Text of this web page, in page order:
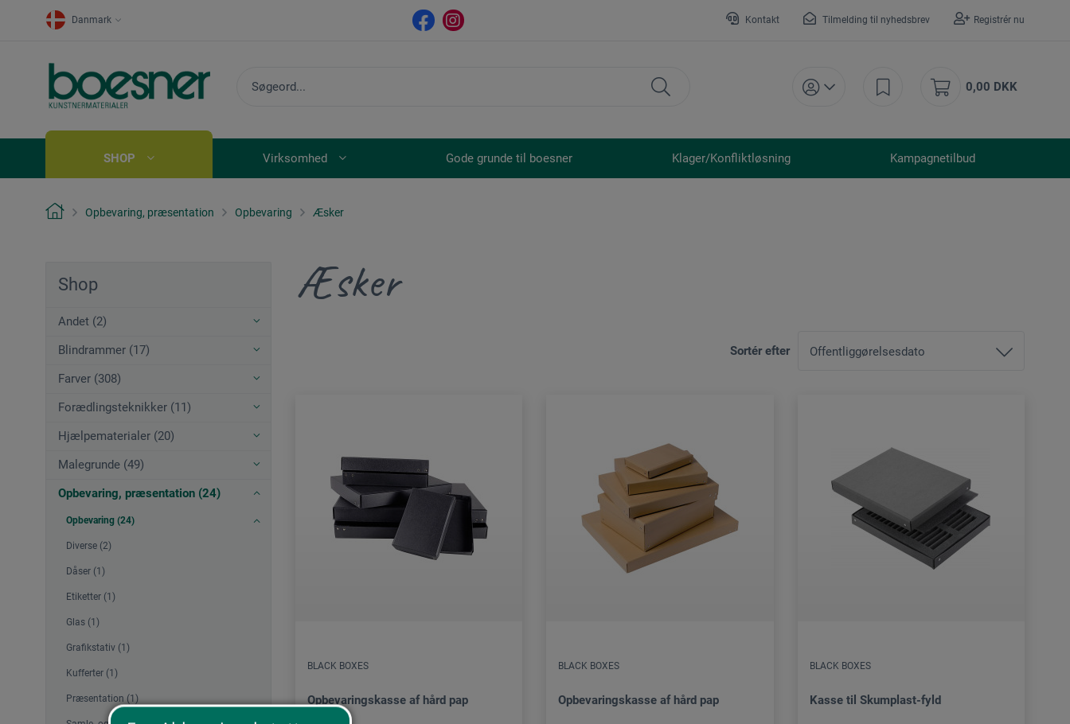
Danmark Kontakt Tilmelding til nyhedsbrev Registrér nu
0,00 DKK
SHOP Virksomhed Gode grunde til boesner Klager/Konfliktløsning Kampagnetilbud
Opbevaring, præsentation Opbevaring Æsker
Shop
Andet (2)
Blindrammer (17)
Farver (308)
Forædlingsteknikker (11)
Hjælpematerialer (20)
Malegrunde (49)
Opbevaring, præsentation (24)
Opbevaring (24)
Diverse (2)
Dåser (1)
Etiketter (1)
Glas (1)
Grafikstativ (1)
Kufferter (1)
Præsentation (1)
Æsker
Sortér efter
BLACK BOXES
Opbevaringskasse af hård pap
BLACK BOXES
Opbevaringskasse af hård pap
BLACK BOXES
Kasse til Skumplast-fyld